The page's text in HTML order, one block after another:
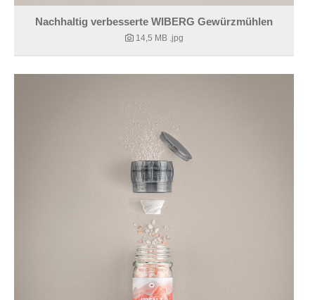
Nachhaltig verbesserte WIBERG Gewürzmühlen
14,5 MB .jpg